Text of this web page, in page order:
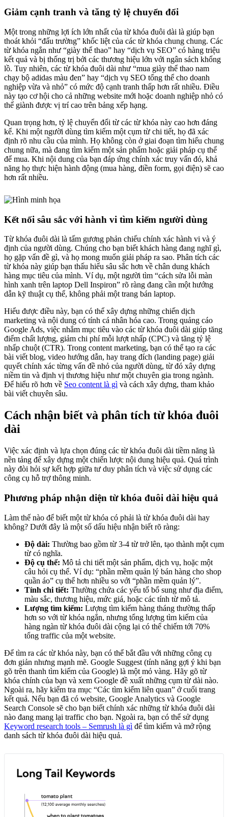
Giảm cạnh tranh và tăng tỷ lệ chuyển đổi
Một trong những lợi ích lớn nhất của từ khóa đuôi dài là giúp bạn
thoát khỏi “đấu trường” khốc liệt của các từ khóa chung chung. Các
từ khóa ngắn như “giày thể thao” hay “dịch vụ SEO” có hàng triệu
kết quả và bị thống trị bởi các thương hiệu lớn với ngân sách khổng
lồ. Tuy nhiên, các từ khóa đuôi dài như “mua giày thể thao nam
chạy bộ adidas màu đen” hay “dịch vụ SEO tổng thể cho doanh
nghiệp vừa và nhỏ” có mức độ cạnh tranh thấp hơn rất nhiều. Điều
này tạo cơ hội cho cả những website mới hoặc doanh nghiệp nhỏ có
thể giành được vị trí cao trên bảng xếp hạng.
Quan trọng hơn, tỷ lệ chuyển đổi từ các từ khóa này cao hơn đáng
kể. Khi một người dùng tìm kiếm một cụm từ chi tiết, họ đã xác
định rõ nhu cầu của mình. Họ không còn ở giai đoạn tìm hiểu chung
chung nữa, mà đang tìm kiếm một sản phẩm hoặc giải pháp cụ thể
để mua. Khi nội dung của bạn đáp ứng chính xác truy vấn đó, khả
năng họ thực hiện hành động (mua hàng, điền form, gọi điện) sẽ cao
hơn rất nhiều.
Kết nối sâu sắc với hành vi tìm kiếm người dùng
Từ khóa đuôi dài là tấm gương phản chiếu chính xác hành vi và ý
định của người dùng. Chúng cho bạn biết khách hàng đang nghĩ gì,
họ gặp vấn đề gì, và họ mong muốn giải pháp ra sao. Phân tích các
từ khóa này giúp bạn thấu hiểu sâu sắc hơn về chân dung khách
hàng mục tiêu của mình. Ví dụ, một người tìm “cách sửa lỗi màn
hình xanh trên laptop Dell Inspiron” rõ ràng đang cần một hướng
dẫn kỹ thuật cụ thể, không phải một trang bán laptop.
Hiểu được điều này, bạn có thể xây dựng những chiến dịch
marketing và nội dung có tính cá nhân hóa cao. Trong quảng cáo
Google Ads, việc nhắm mục tiêu vào các từ khóa đuôi dài giúp tăng
điểm chất lượng, giảm chi phí mỗi lượt nhấp (CPC) và tăng tỷ lệ
nhấp chuột (CTR). Trong content marketing, bạn có thể tạo ra các
bài viết blog, video hướng dẫn, hay trang đích (landing page) giải
quyết chính xác từng vấn đề nhỏ của người dùng, từ đó xây dựng
niềm tin và định vị thương hiệu như một chuyên gia trong ngành.
Để hiểu rõ hơn về Seo content là gì và cách xây dựng, tham khảo
bài viết chuyên sâu.
Cách nhận biết và phân tích từ khóa đuôi
dài
Việc xác định và lựa chọn đúng các từ khóa đuôi dài tiềm năng là
nền tảng để xây dựng một chiến lược nội dung hiệu quả. Quá trình
này đòi hỏi sự kết hợp giữa tư duy phân tích và việc sử dụng các
công cụ hỗ trợ thông minh.
Phương pháp nhận diện từ khóa đuôi dài hiệu quả
Làm thế nào để biết một từ khóa có phải là từ khóa đuôi dài hay
không? Dưới đây là một số dấu hiệu nhận biết rõ ràng:
Độ dài: Thường bao gồm từ 3-4 từ trở lên, tạo thành một cụm
từ có nghĩa.
Độ cụ thể: Mô tả chi tiết một sản phẩm, dịch vụ, hoặc một
câu hỏi cụ thể. Ví dụ: “phần mềm quản lý bán hàng cho shop
quần áo” cụ thể hơn nhiều so với “phần mềm quản lý”.
Tính chi tiết: Thường chứa các yếu tố bổ sung như địa điểm,
màu sắc, thương hiệu, mức giá, hoặc các tính từ mô tả.
Lượng tìm kiếm: Lượng tìm kiếm hàng tháng thường thấp
hơn so với từ khóa ngắn, nhưng tổng lượng tìm kiếm của
hàng ngàn từ khóa đuôi dài cộng lại có thể chiếm tới 70%
tổng traffic của một website.
Để tìm ra các từ khóa này, bạn có thể bắt đầu với những công cụ
đơn giản nhưng mạnh mẽ. Google Suggest (tính năng gợi ý khi bạn
gõ trên thanh tìm kiếm của Google) là một mỏ vàng. Hãy gõ từ
khóa chính của bạn và xem Google đề xuất những cụm từ dài nào.
Ngoài ra, hãy kiểm tra mục “Các tìm kiếm liên quan” ở cuối trang
kết quả. Nếu bạn đã có website, Google Analytics và Google
Search Console sẽ cho bạn biết chính xác những từ khóa đuôi dài
nào đang mang lại traffic cho bạn. Ngoài ra, bạn có thể sử dụng
Keyword research tools – Semrush là gì để tìm kiếm và mở rộng
danh sách từ khóa đuôi dài hiệu quả.